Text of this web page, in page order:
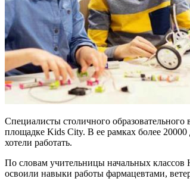
Специалисты столичного
площадке Kids City. В ее рамках более
хотели работать.
По словам учительницы начальных
освоили навыки работы фармацевтами,